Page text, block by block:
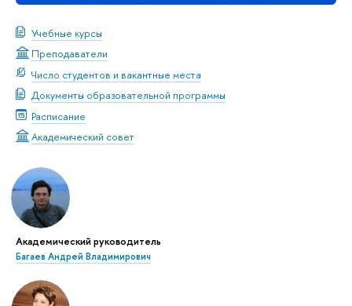
Учебные курсы
Преподаватели
Число студентов и вакантные места
Документы образовательной программы
Расписание
Академический совет
Академический руководитель
Багаев Андрей Владимирович